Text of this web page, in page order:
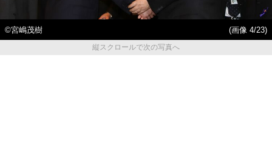
©宮嶋茂樹
(画像 4/23)
縦スクロールで次の写真へ